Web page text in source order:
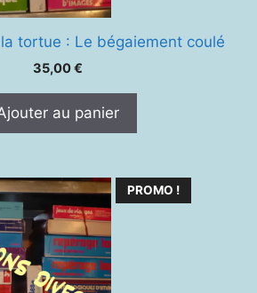
tortue : Le bégaiement coulé
35,00€
au panier
PROMO !